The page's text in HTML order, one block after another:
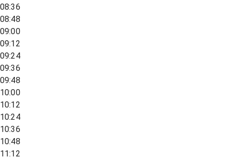
08:36
08:48
09:00
09:12
09:24
09:36
09:48
10:00
10:12
10:24
10:36
10:48
11:12